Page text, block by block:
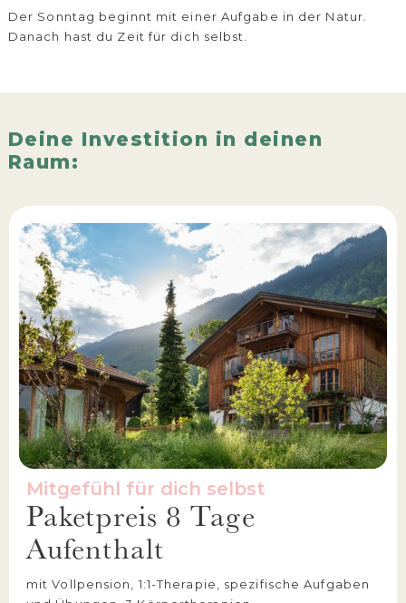
Der Sonntag beginnt mit einer Aufgabe in der Natur.
Danach hast du Zeit für dich selbst.
Deine Investition in deinen
Raum:
Mitgefühl für dich selbst
Paketpreis 8 Tage
Aufenthalt
mit Vollpension, 1:1-Therapie, spezifische Aufgaben